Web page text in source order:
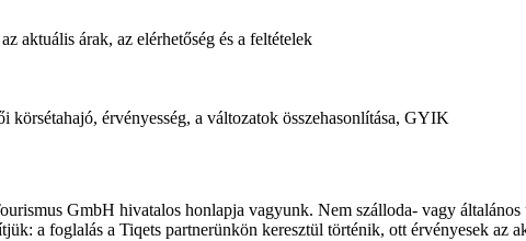
aktuális árak, az elérhetőség és a feltételek
érvényesség, a változatok összehasonlítása, GYIK
GmbH hivatalos honlapja vagyunk. Nem szálloda- vagy
a foglalás a Tiqets partnerünkön keresztül történik, ott érvényesek az